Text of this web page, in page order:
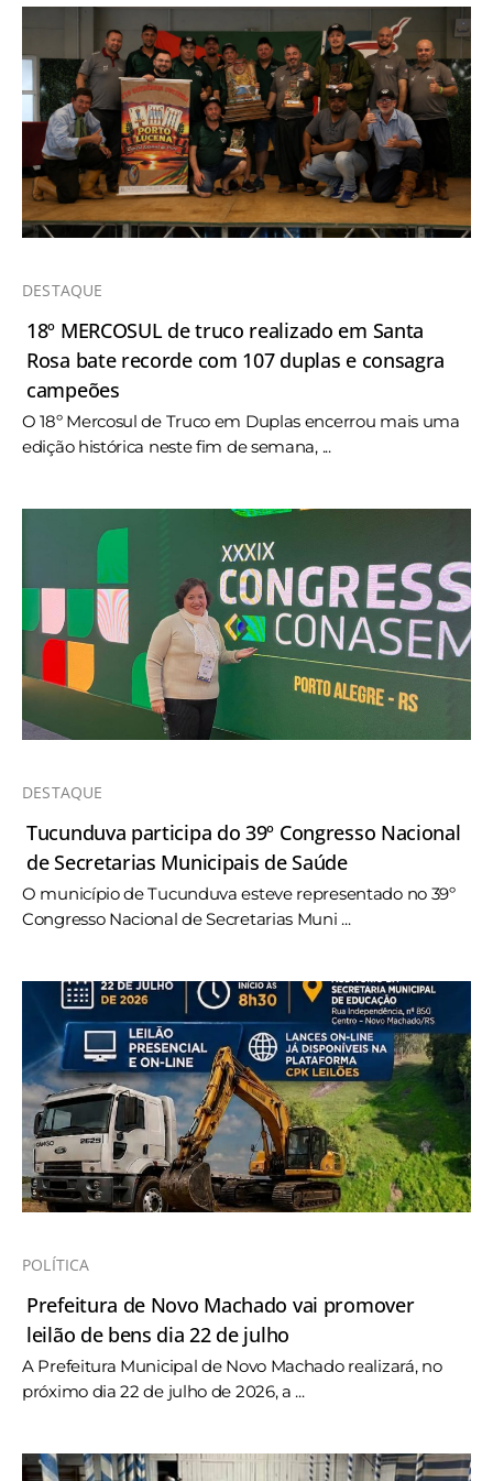
DESTAQUE
18º MERCOSUL de truco realizado em Santa
Rosa bate recorde com 107 duplas e consagra
campeões
O 18º Mercosul de Truco em Duplas encerrou mais uma
edição histórica neste fim de semana, ...
DESTAQUE
Tucunduva participa do 39º Congresso Nacional
de Secretarias Municipais de Saúde
O município de Tucunduva esteve representado no 39º
Congresso Nacional de Secretarias Muni ...
POLÍTICA
Prefeitura de Novo Machado vai promover
leilão de bens dia 22 de julho
A Prefeitura Municipal de Novo Machado realizará, no
próximo dia 22 de julho de 2026, a ...